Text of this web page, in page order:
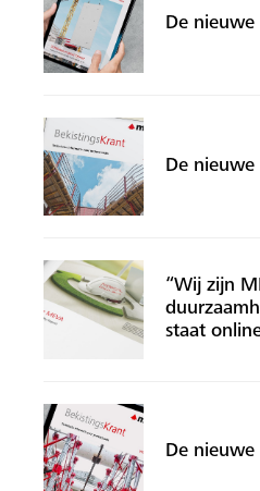
De nieuwe
De nieuwe
“Wij zijn
staat
De nieuwe